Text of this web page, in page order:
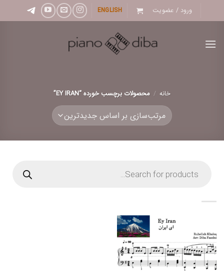
to
ورود / عضویت ENGLISH
خانه / محصولات برچسب خورده “EY IRAN”
search